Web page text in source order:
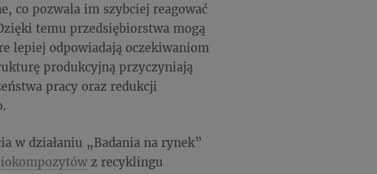
co pozwala im szybciej reagować
temu przedsiębiorstwa mogą
lepiej odpowiadają oczekiwaniom
produkcyjną przyczyniają
pracy oraz redukcji
w działaniu „Badania na rynek”
z recyklingu